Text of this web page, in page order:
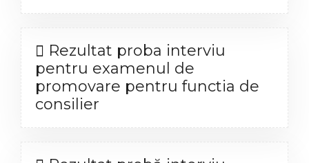
Rezultat proba interviu
pentru examenul de
promovare pentru functia de
consilier